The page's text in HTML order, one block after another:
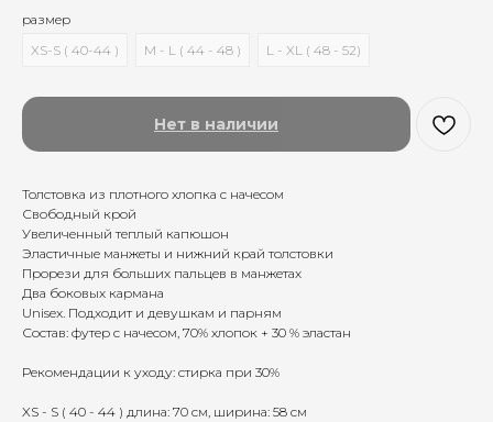
размер
XS-S ( 40-44 )
M - L ( 44 - 48 ) L - XL ( 48 - 52)
Нет в наличии
Толстовка из плотного хлопка с начесом
Свободный крой
Увеличенный теплый капюшон
Эластичные манжеты и нижний край толстовки
Прорези для больших пальцев в манжетах
Два боковых кармана
Unisex. Подходит и девушкам и парням
Состав: футер с начесом, 70% хлопок + 30 % эластан
Рекомендации к уходу: стирка при 30%
XS - S ( 40 - 44 ) длина: 70 см, ширина: 58 см